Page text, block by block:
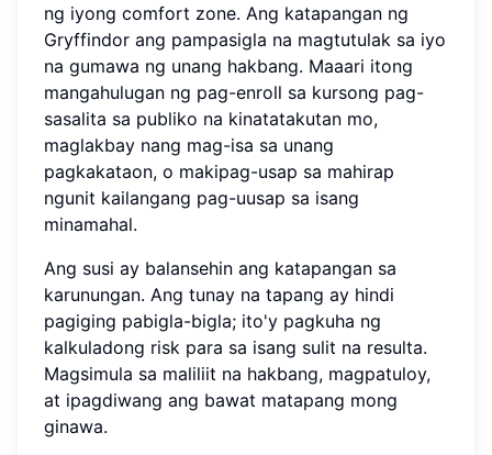
ng iyong comfort zone. Ang katapangan ng
Gryffindor ang pampasigla na magtutulak sa iyo
na gumawa ng unang hakbang. Maaari itong
mangahulugan ng pag-enroll sa kursong pag-
sasalita sa publiko na kinatatakutan mo,
maglakbay nang mag-isa sa unang
pagkakataon, o makipag-usap sa mahirap
ngunit kailangang pag-uusap sa isang
minamahal.
Ang susi ay balansehin ang katapangan sa
karunungan. Ang tunay na tapang ay hindi
pagiging pabigla-bigla; ito'y pagkuha ng
kalkuladong risk para sa isang sulit na resulta.
Magsimula sa maliliit na hakbang, magpatuloy,
at ipagdiwang ang bawat matapang mong
ginawa.